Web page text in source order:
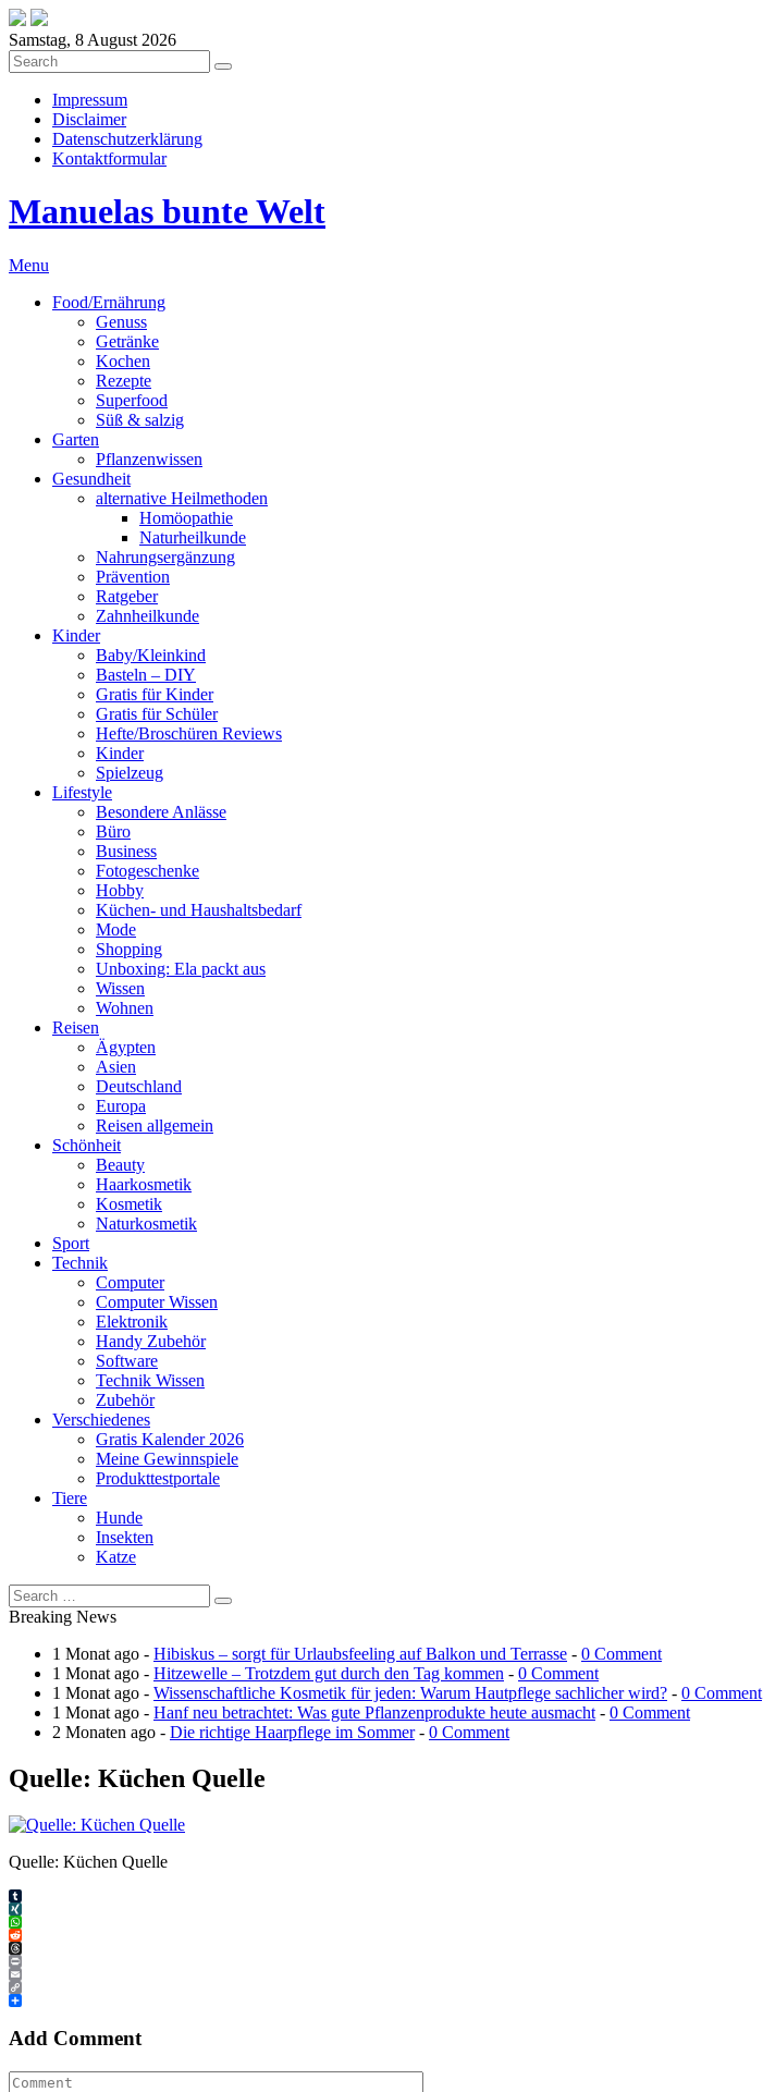
Samstag, 8 August 2026
Impressum
Disclaimer
Datenschutzerklärung
Kontaktformular
Manuelas bunte Welt
Menu
Food/Ernährung
Genuss
Getränke
Kochen
Rezepte
Superfood
Süß & salzig
Garten
Pflanzenwissen
Gesundheit
alternative Heilmethoden
Homöopathie
Naturheilkunde
Nahrungsergänzung
Prävention
Ratgeber
Zahnheilkunde
Kinder
Baby/Kleinkind
Basteln – DIY
Gratis für Kinder
Gratis für Schüler
Hefte/Broschüren Reviews
Kinder
Spielzeug
Lifestyle
Besondere Anlässe
Büro
Business
Fotogeschenke
Hobby
Küchen- und Haushaltsbedarf
Mode
Shopping
Unboxing: Ela packt aus
Wissen
Wohnen
Reisen
Ägypten
Asien
Deutschland
Europa
Reisen allgemein
Schönheit
Beauty
Haarkosmetik
Kosmetik
Naturkosmetik
Sport
Technik
Computer
Computer Wissen
Elektronik
Handy Zubehör
Software
Technik Wissen
Zubehör
Verschiedenes
Gratis Kalender 2026
Meine Gewinnspiele
Produkttestportale
Tiere
Hunde
Insekten
Katze
Breaking News
1 Monat ago - Hibiskus – sorgt für Urlaubsfeeling auf Balkon und Terrasse - 0 Comment
1 Monat ago - Hitzewelle – Trotzdem gut durch den Tag kommen - 0 Comment
1 Monat ago - Wissenschaftliche Kosmetik für jeden: Warum Hautpflege sachlicher wird? - 0 Comment
1 Monat ago - Hanf neu betrachtet: Was gute Pflanzenprodukte heute ausmacht - 0 Comment
2 Monaten ago - Die richtige Haarpflege im Sommer- 0 Comment
Quelle: Küchen Quelle
Quelle: Küchen Quelle
Tumblr
XING
WhatsApp
Reddit
Threads
Print
Email
Copy
Link
Teilen
Add Comment